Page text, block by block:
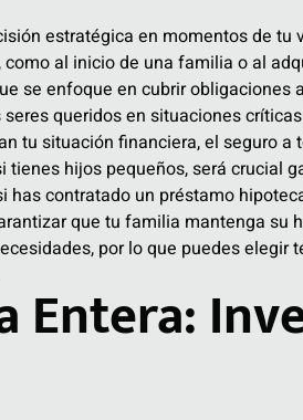
estratégica en momentos de tu
al inicio de una familia o al
se enfoque en cubrir obligaciones
queridos en situaciones
tu situación financiera, el seguro a
hijos pequeños, será crucial
contratado un préstamo
que tu familia mantenga su
por lo que puedes elegir
Entera: